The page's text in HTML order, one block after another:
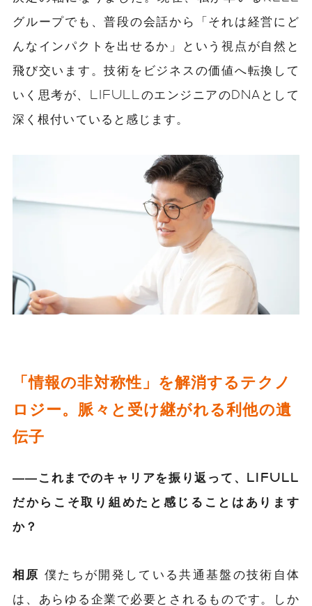
グループでも、普段の会話から「それは経営にど
んなインパクトを出せるか」という視点が自然と
飛び交います。技術をビジネスの価値へ転換して
いく思考が、LIFULLのエンジニアのDNAとして
深く根付いていると感じます。
「情報の非対称性」を解消するテクノ
ロジー。脈々と受け継がれる利他の遺
伝子
――これまでのキャリアを振り返って、LIFULL
だからこそ取り組めたと感じることはあります
か？
相原 僕たちが開発している共通基盤の技術自体
は、あらゆる企業で必要とされるものです。しか